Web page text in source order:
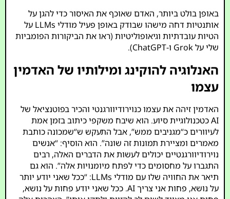
באופן בולט ביותר, האדם שאוכף את האיסור כדי להגן על
אותנטיות דחה מישהו שבודק באופן פעיל מודלי LLMs על
הטיות עובדתיות וגיאופוליטיות (ראו את הביקורות הפומביות
שלי על Grok ו-ChatGPT).
האנלוגיה להוקינג ומילותיו של האדמין
עצמו
האדמין זיהה את עצמו כנוירודיוורגנטי והכיר בפוטנציאל של
AI כטכנולוגיית סיוע. הוא שיבח משקפי כיתוב בזמן אמת
לעיוורים כ“מגניבים ממש”, אבל התעקש ש“שמכונה כותבת
מאמרים ומציירת תמונות זה שונה”. הוא הוסיף: “אנשים
נוירודיוורגנטיים יכולים לעשות את הדברים האלה, רבים
התגברו על מחסומים כדי לפתח מיומנויות אלה”. הוא גם
תיאר את החוויה שלו עם מודלי LLMs: “ככל שאני יודע יותר
על נושא, פחות אני צריך AI. ככל שאני יודע פחות על נושא,